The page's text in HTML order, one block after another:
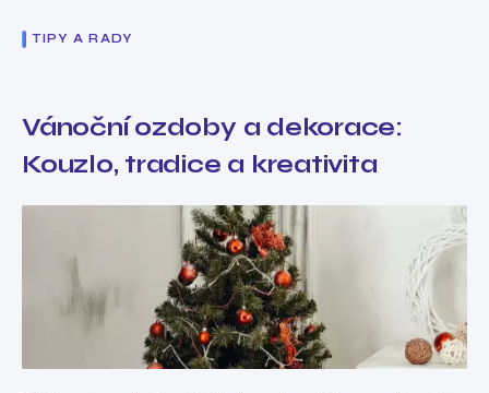
TIPY A RADY
Vánoční ozdoby a dekorace:
Kouzlo, tradice a kreativita